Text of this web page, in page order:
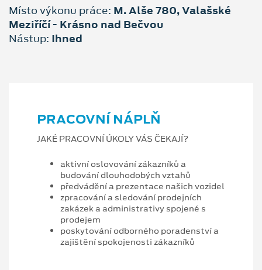
Místo výkonu práce: M. Alše 780, Valašské
Meziříčí - Krásno nad Bečvou
Nástup: Ihned
PRACOVNÍ NÁPLŇ
JAKÉ PRACOVNÍ ÚKOLY VÁS ČEKAJÍ?
aktivní oslovování zákazníků a
budování dlouhodobých vztahů
předvádění a prezentace našich vozidel
zpracování a sledování prodejních
zakázek a administrativy spojené s
prodejem
poskytování odborného poradenství a
zajištění spokojenosti zákazníků